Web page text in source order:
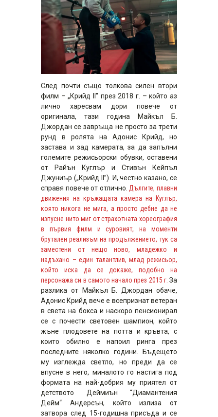
След почти също толкова силен втори
филм – „Крийд II” през 2018 г. – който аз
лично харесвам дори повече от
оригинала, тази година Майкъл Б.
Джордан се завръща не просто за трети
рунд в ролята на Адонис Крийд, но
застава и зад камерата, за да запълни
големите режисьорски обувки, оставени
от Райън Куглър и Стивън Кейпъл
Джуниър („Крийд II”). И, честно казано, се
справя повече от отлично. Дългите, плавни
движения на кръжащата камера на Куглър,
която никога не мига, а просто дебне да не
изпусне нито миг от страхотната хореография
в първия филм и суровият, на моменти
брутален реализъм на продължението, тук са
заместени от нещо ново, младежко и
надъхано – един талантлив, млад режисьор,
който иска да се докаже, подобно на
персонажа си в самото начало през 2015 г. За
разлика от Майкъл Б. Джордан обаче,
Адонис Крийд вече е всепризнат ветеран
в света на бокса и наскоро пенсионирал
се с почести световен шампион, който
жъне плодовете на потта и кръвта, с
които обилно е напоил ринга през
последните няколко години. Бъдещето
му изглежда светло, но преди да се
впусне в него, миналото го настига под
формата на най-добрия му приятел от
детството Деймиън “Диамантения
Дейм“ Андерсън, който излиза от
затвора след 15-годишна присъда и се